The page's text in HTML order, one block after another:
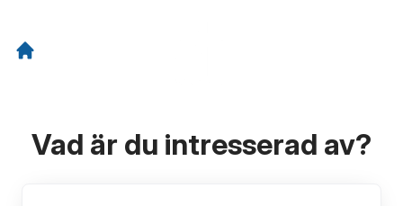
Vad är du intresserad av?